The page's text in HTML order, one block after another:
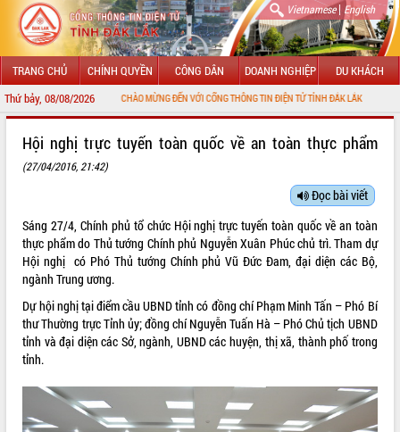
Vietnamese| English
TRANG CHỦ CHÍNH QUYỀN CÔNG DÂN DOANH NGHIỆP DU KHÁCH
Thứ bảy, 08/08/2026CHÀO MỪNG ĐẾN VỚI CỔNG THÔNG TIN ĐIỆN TỬ TỈNH ĐẮK LẮK
LÃNH ĐẠO UBND TỈNH
SỞ, BAN, NGÀNH
UBND CÁC XÃ, PHƯỜNG
THÔNG TIN CHỈ ĐẠO ĐIỀU HÀNH
HỆ THỐNG VĂN BẢN
VĂN BẢN HĐND TỈNH
ĐIỂM TIN VĂN BẢN
Hội nghị trực tuyến toàn quốc về an toàn thực phẩm
(27/04/2016, 21:42)
Đọc bài viết
Sáng 27/4, Chính phủ tổ chức Hội nghị trực tuyến toàn quốc về an toàn
thực phẩm do Thủ tướng Chính phủ Nguyễn Xuân Phúc chủ trì. Tham dự
Hội nghị có Phó Thủ tướng Chính phủ Vũ Đức Đam, đại diện các Bộ,
ngành Trung ương.
Dự hội nghị tại điểm cầu UBND tỉnh có đồng chí Phạm Minh Tấn – Phó Bí
thư Thường trực Tỉnh ủy; đồng chí Nguyễn Tuấn Hà – Phó Chủ tịch UBND
tỉnh và đại diện các Sở, ngành, UBND các huyện, thị xã, thành phố trong
tỉnh.